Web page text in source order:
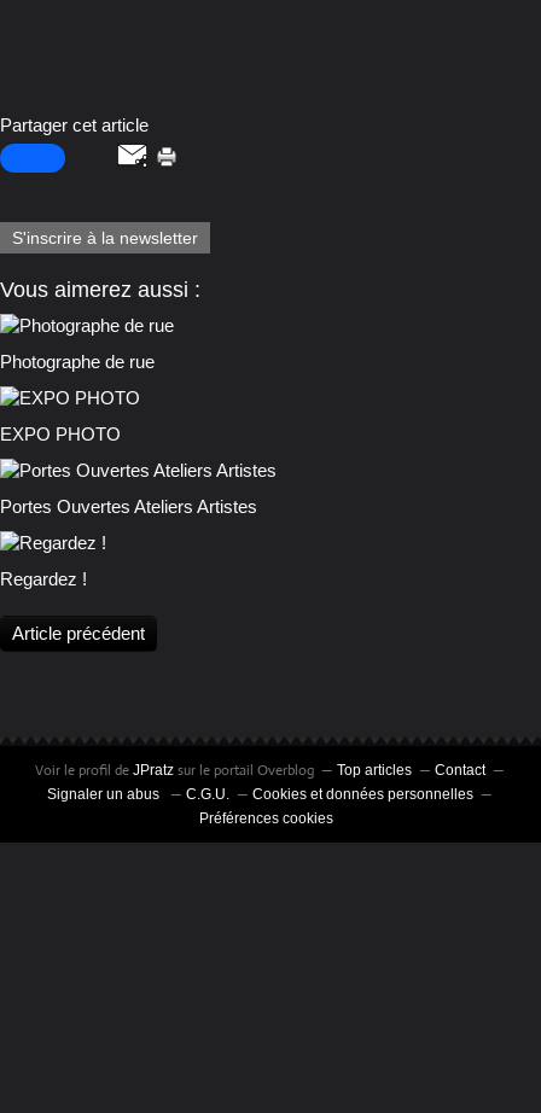
Partager cet article
S'inscrire à la newsletter
Vous aimerez aussi :
Photographe de rue
EXPO PHOTO
Portes Ouvertes Ateliers Artistes
Regardez !
Article précédent
Voir le profil deJPratz sur le portail Overblog Top articles
Contact
Signaler un abus
C.G.U.
Cookies et données personnelles
Préférences cookies